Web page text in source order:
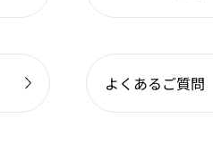
よくあるご質問